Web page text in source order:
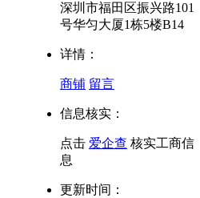
深圳市福田区振兴路101
号华匀大厦1栋5楼B14
详情：
商铺 留言
信息核实：
点击 爱企查 核实工商信
息
更新时间：